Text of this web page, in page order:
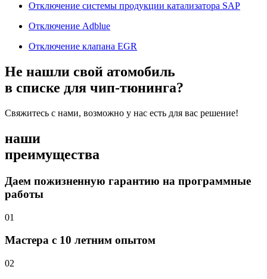
Отключение системы продукции катализатора SAP
Отключение Adblue
Отключение клапана EGR
Не нашли свой атомобиль
в списке для чип-тюнинга?
Свяжитесь с нами, возможно у нас есть для вас решение!
наши
преимущества
Даем пожизненную гарантию на программные
работы
01
Мастера с 10 летним опытом
02